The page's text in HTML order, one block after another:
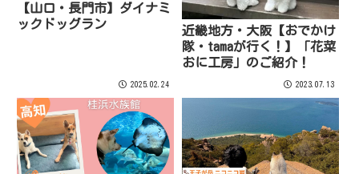
【山口・長門市】ダイナミ
ックドッグラン
2025.02.24
近畿地方・大阪【おでかけ
隊・tamaが行く！】「花菜
おに工房」のご紹介！
2023.07.13